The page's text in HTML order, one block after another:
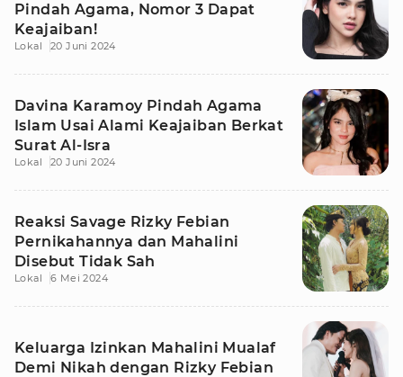
Pindah Agama, Nomor 3 Dapat
Keajaiban!
Lokal 20 Juni 2024
Davina Karamoy Pindah Agama
Islam Usai Alami Keajaiban Berkat
Surat Al-Isra
Lokal 20 Juni 2024
Reaksi Savage Rizky Febian
Pernikahannya dan Mahalini
Disebut Tidak Sah
Lokal 6 Mei 2024
Keluarga Izinkan Mahalini Mualaf
Demi Nikah dengan Rizky Febian